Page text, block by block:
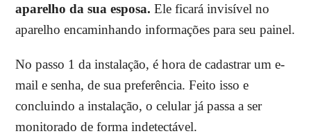
aparelho da sua esposa. Ele ficará invisível no
aparelho encaminhando informações para seu painel.
No passo 1 da instalação, é hora de cadastrar um e-
mail e senha, de sua preferência. Feito isso e
concluindo a instalação, o celular já passa a ser
monitorado de forma indetectável.